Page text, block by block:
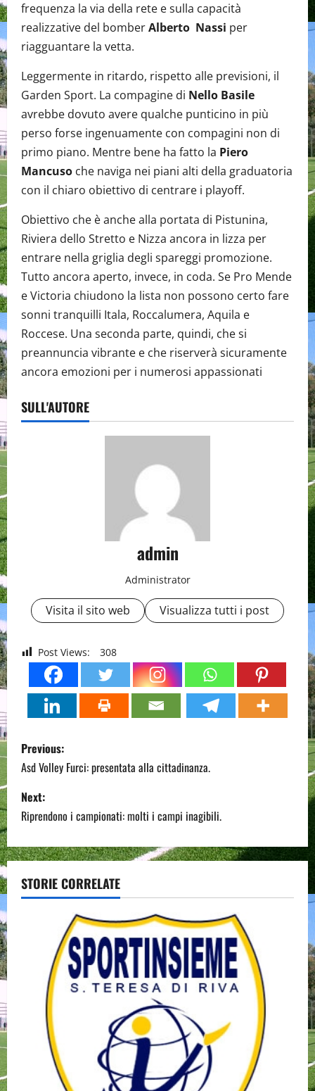
frequenza la via della rete e sulla capacità
realizzative del bomberAlberto Nassi per
riagguantare la vetta.
Leggermente in ritardo, rispetto alle previsioni, il
Garden Sport. La compagine di Nello Basile
avrebbe dovuto avere qualche punticino in più
perso forse ingenuamente con compagini non di
primo piano. Mentre bene ha fatto la Piero
Mancuso che naviga nei piani alti della graduatoria
con il chiaro obiettivo di centrare i playoff.
Obiettivo che è anche alla portata di Pistunina,
Riviera dello Stretto e Nizza ancora in lizza per
entrare nella griglia degli spareggi promozione.
Tutto ancora aperto, invece, in coda. Se Pro Mende
e Victoria chiudono la lista non possono certo fare
sonni tranquilli Itala, Roccalumera, Aquila e
Roccese. Una seconda parte, quindi, che si
preannuncia vibrante e che riserverà sicuramente
ancora emozioni per i numerosi appassionati
SULL'AUTORE
admin
Administrator
Visita il sito web Visualizza tutti i post
Post Views: 308
P
o
s
t
n
a
Previous:
Asd Volley Furci: presentata alla cittadinanza.
Next:
Riprendono i campionati: molti i campi inagibili.
STORIE CORRELATE